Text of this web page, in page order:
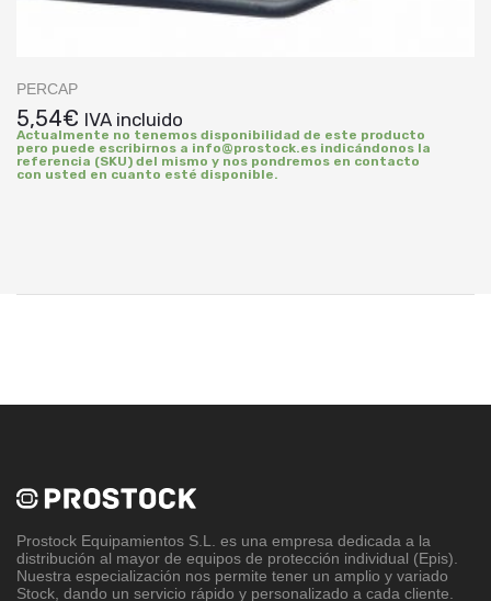
PERCAP
5,54€ IVA incluido
Actualmente no tenemos disponibilidad de este producto
pero puede escribirnos a info@prostock.es indicándonos la
referencia (SKU) del mismo y nos pondremos en contacto
con usted en cuanto esté disponible.
Prostock Equipamientos S.L
. es una empresa dedicada a la
distribución al mayor de equipos de protección individual (Epis).
Nuestra especialización nos permite tener un amplio y variado
Stock, dando un servicio rápido y personalizado a cada cliente.